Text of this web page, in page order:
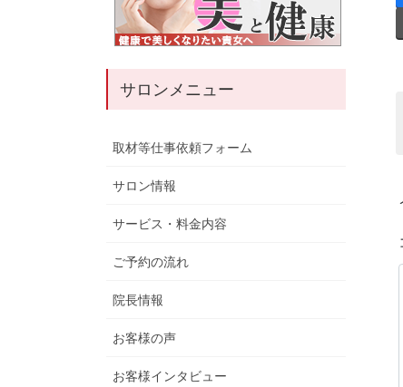
サロンメニュー
取材等仕事依頼フォーム
サロン情報
サービス・料金内容
ご予約の流れ
院長情報
お客様の声
お客様インタビュー